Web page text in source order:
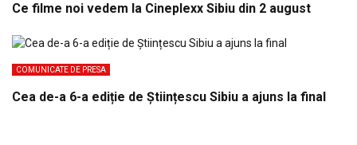
Ce filme noi vedem la Cineplexx Sibiu din 2 august
COMUNICATE DE PRESA
Cea de-a 6-a ediție de Științescu Sibiu a ajuns la final